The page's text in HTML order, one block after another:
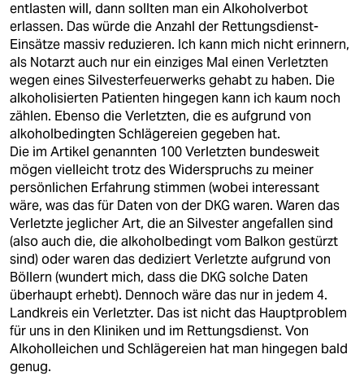
entlasten will, dann sollten man ein Alkoholverbot
erlassen. Das würde die Anzahl der Rettungsdienst-
Einsätze massiv reduzieren. Ich kann mich nicht erinnern,
als Notarzt auch nur ein einziges Mal einen Verletzten
wegen eines Silvesterfeuerwerks gehabt zu haben. Die
alkoholisierten Patienten hingegen kann ich kaum noch
zählen. Ebenso die Verletzten, die es aufgrund von
alkoholbedingten Schlägereien gegeben hat.
Die im Artikel genannten 100 Verletzten bundesweit
mögen vielleicht trotz des Widerspruchs zu meiner
persönlichen Erfahrung stimmen (wobei interessant
wäre, was das für Daten von der DKG waren. Waren das
Verletzte jeglicher Art, die an Silvester angefallen sind
(also auch die, die alkoholbedingt vom Balkon gestürzt
sind) oder waren das dediziert Verletzte aufgrund von
Böllern (wundert mich, dass die DKG solche Daten
überhaupt erhebt). Dennoch wäre das nur in jedem 4.
Landkreis ein Verletzter. Das ist nicht das Hauptproblem
für uns in den Kliniken und im Rettungsdienst. Von
Alkoholleichen und Schlägereien hat man hingegen bald
genug.